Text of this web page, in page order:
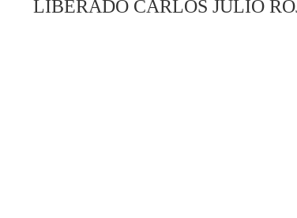
LIBERADO CARLOS JULIO